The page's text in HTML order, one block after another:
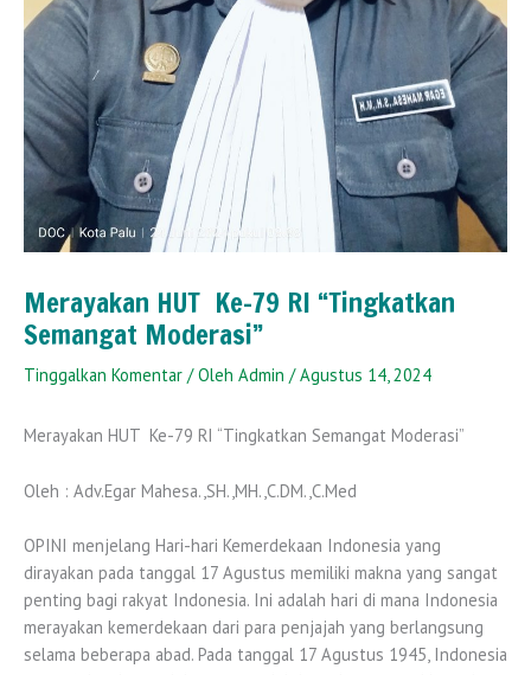
Merayakan HUT Ke-79 RI “Tingkatkan
Semangat Moderasi”
Tinggalkan Komentar / Oleh Admin /Agustus 14, 2024
Merayakan HUT Ke-79 RI “Tingkatkan Semangat Moderasi”
Oleh : Adv.Egar Mahesa.,SH.,MH.,C.DM.,C.Med
OPINI menjelang Hari-hari Kemerdekaan Indonesia yang
dirayakan pada tanggal 17 Agustus memiliki makna yang sangat
penting bagi rakyat Indonesia. Ini adalah hari di mana Indonesia
merayakan kemerdekaan dari para penjajah yang berlangsung
selama beberapa abad. Pada tanggal 17 Agustus 1945, Indonesia